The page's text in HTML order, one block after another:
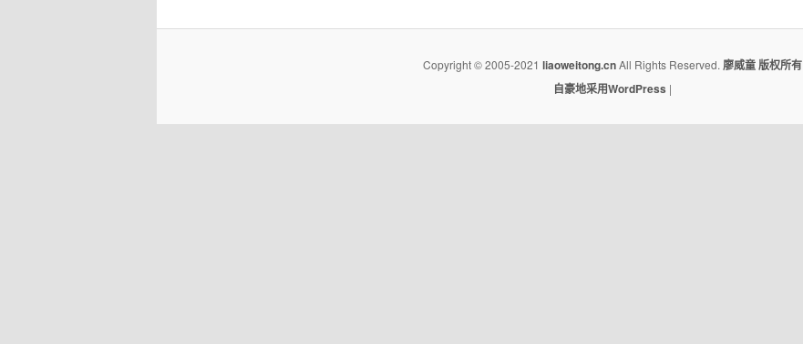
Copyright © 2005-2021 liaoweitong.cnAll Rights Reserved. 廖威童版权所有
自豪地采用WordPress |